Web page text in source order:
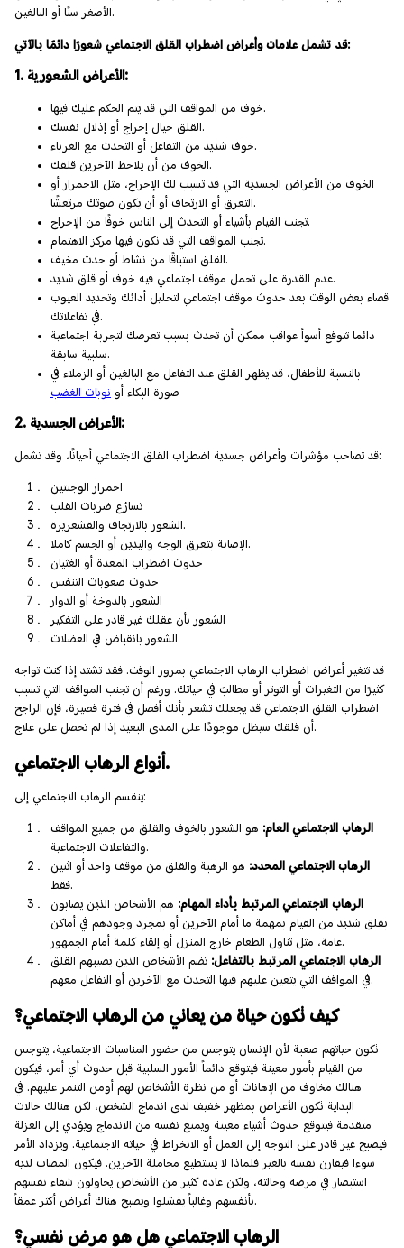
الأصغر سنًا أو البالغين.
قد تشمل علامات وأعراض اضطراب القلق الاجتماعي شعورًا دائمًا بالآتي:
1. الأعراض الشعورية:
خوف من المواقف التي قد يتم الحكم عليك فيها.
القلق حيال إحراج أو إذلال نفسك.
خوف شديد من التفاعل أو التحدث مع الغرباء.
الخوف من أن يلاحظ الآخرين قلقك.
الخوف من الأعراض الجسدية التي قد تسبب لك الإحراج، مثل الاحمرار أو
التعرق أو الارتجاف أو أن يكون صوتك مرتعشًا.
تجنب القيام بأشياء أو التحدث إلى الناس خوفًا من الإحراج.
تجنب المواقف التي قد تكون فيها مركز الاهتمام.
القلق استباقًا من نشاط أو حدث مخيف.
عدم القدرة على تحمل موقف اجتماعي فيه خوف أو قلق شديد.
قضاء بعض الوقت بعد حدوث موقف اجتماعي لتحليل أدائك وتحديد العيوب
في تفاعلاتك.
دائما تتوقع أسوأ عواقب ممكن أن تحدث بسبب تعرضك لتجربة اجتماعية
سلبية سابقة.
بالنسبة للأطفال، قد يظهر القلق عند التفاعل مع البالغين أو الزملاء في
صورة البكاء أو نوبات الغضب
2. الأعراض الجسدية:
قد تصاحب مؤشرات وأعراض جسدية اضطراب القلق الاجتماعي أحيانًا، وقد تشمل:
احمرار الوجنتين
تسارُع ضربات القلب
الشعور بالارتجاف والقشعريرة.
الإصابة بتعرق الوجه واليدين أو الجسم كاملا.
حدوث اضطراب المعدة أو الغثيان
حدوث صعوبات التنفس
الشعور بالدوخة أو الدوار
الشعور بأن عقلك غير قادر على التفكير
الشعور بانقباض في العضلات
قد تتغير أعراض اضطراب الرهاب الاجتماعي بمرور الوقت. فقد تشتد إذا كنت تواجه
كثيرًا من التغيرات أو التوتر أو مطالبَ في حياتك. ورغم أن تجنب المواقف التي تسبب
اضطراب القلق الاجتماعي قد يجعلك تشعر بأنك أفضل في فترة قصيرة، فإن الراجح
أن قلقك سيظل موجودًا على المدى البعيد إذا لم تحصل على علاج.
أنواع الرهاب الاجتماعي.
ينقسم الرهاب الاجتماعي إلى:
الرهاب الاجتماعي العام: هو الشعور بالخوف والقلق من جميع المواقف
والتفاعلات الاجتماعية.
الرهاب الاجتماعي المحدد: هو الرهبة والقلق من موقف واحد أو اثنين
فقط.
الرهاب الاجتماعي المرتبط بأداء المهام: هم الأشخاص الذين يصابون
بقلق شديد من القيام بمهمة ما أمام الآخرين أو بمجرد وجودهم في أماكن
عامة، مثل تناول الطعام خارج المنزل أو إلقاء كلمة أمام الجمهور.
الرهاب الاجتماعي المرتبط بالتفاعل: تضم الأشخاص الذين يصيبهم القلق
في المواقف التي يتعين عليهم فيها التحدث مع الآخرين أو التفاعل معهم.
كيف تكون حياة من يعاني من الرهاب الاجتماعي؟
تكون حياتهم صعبة لأن الإنسان يتوجس من حضور المناسبات الاجتماعية، يتوجس
من القيام بأمور معينة فيتوقع دائماً الأمور السلبية قبل حدوث أي أمر، فيكون
هنالك مخاوف من الإهانات أو من نظرة الأشخاص لهم أومن التنمر عليهم. في
البداية تكون الأعراض بمظهر خفيف لدى اندماج الشخص، لكن هنالك حالات
متقدمة فيتوقع حدوث أشياء معينة ويمنع نفسه من الاندماج ويؤدي إلى العزلة
فيصبح غير قادر على التوجه إلى العمل أو الانخراط في حياته الاجتماعية. ويزداد الأمر
سوءا فيقارن نفسه بالغير فلماذا لا يستطيع مجاملة الآخرين. فيكون المصاب لديه
استبصار في مرضه وحالته، ولكن عادة كثير من الأشخاص يحاولون شفاء نفسهم
بأنفسهم وغالباً يفشلوا ويصبح هناك أعراض أكثر عمقاً.
الرهاب الاجتماعي هل هو مرض نفسي؟